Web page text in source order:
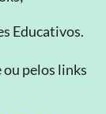
Educativos.
ou pelos links